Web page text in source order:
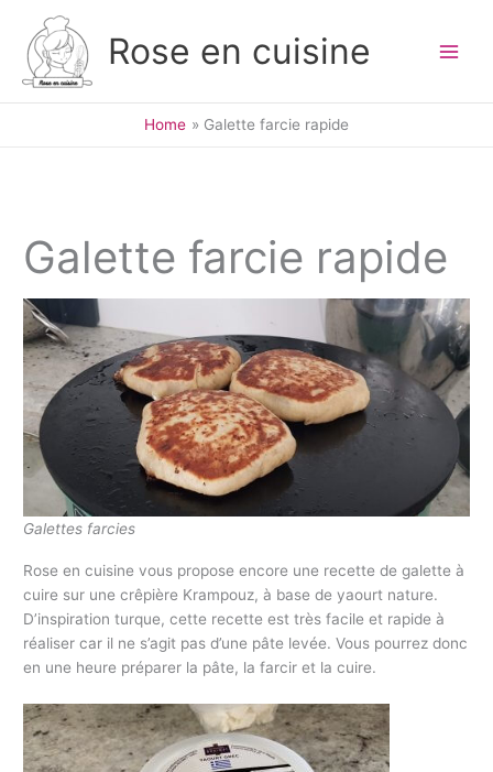
content
Rose en cuisine
Home Galette farcie rapide
Galette farcie rapide
Galettes farcies
Rose en cuisine vous propose encore une recette de galette à
cuire sur une crêpière Krampouz, à base de yaourt nature.
D’inspiration turque, cette recette est très facile et rapide à
réaliser car il ne s’agit pas d’une pâte levée. Vous pourrez donc
en une heure préparer la pâte, la farcir et la cuire.